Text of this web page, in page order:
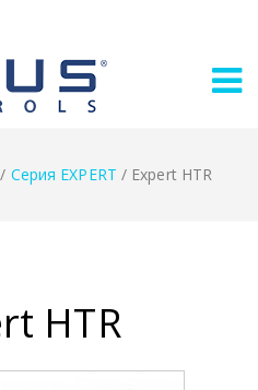
/ Серия EXPERT / Expert HTR
HTR